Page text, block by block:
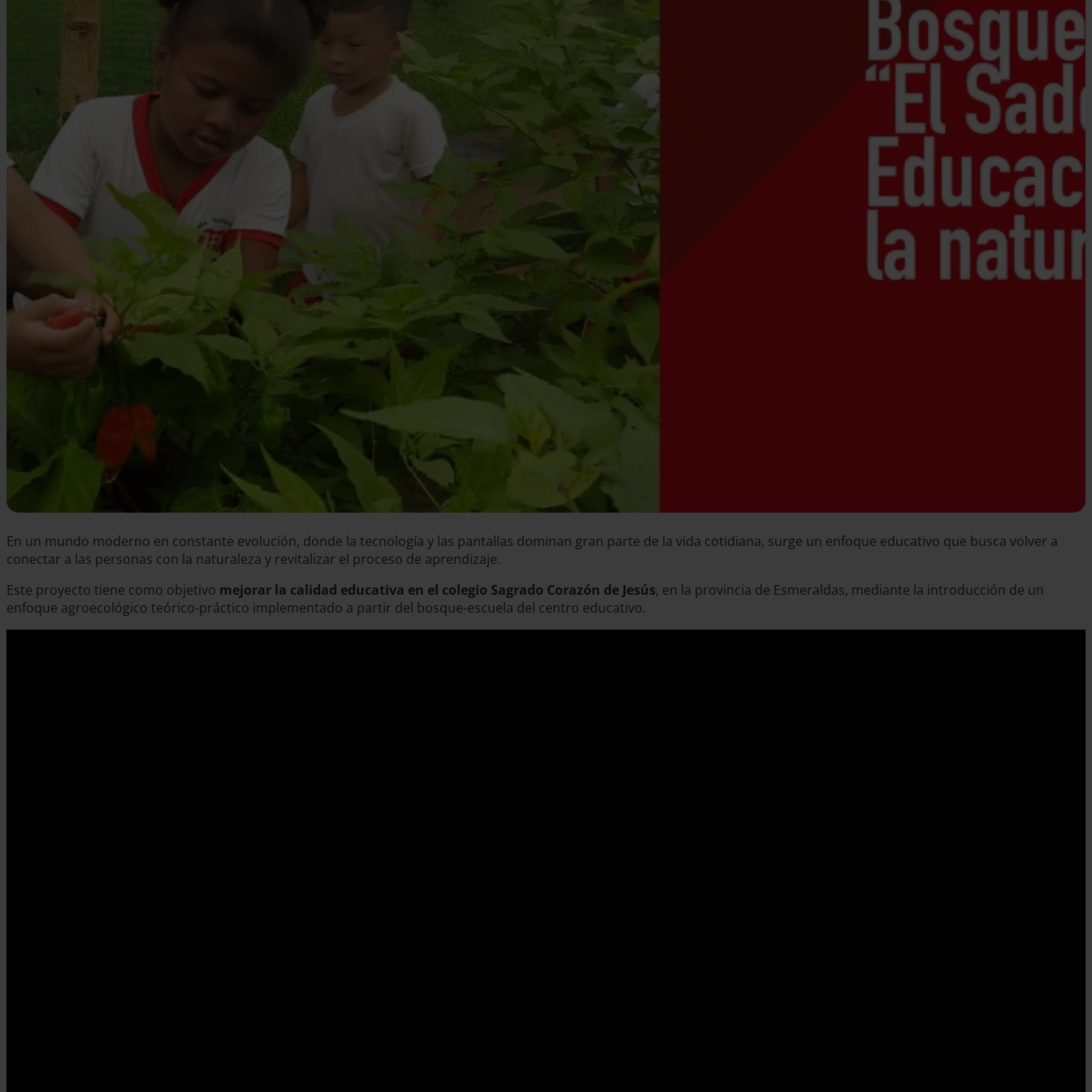
En un mundo moderno en constante evolución, donde la tecnología y las pantallas dominan gran parte de la vida cotidiana, surge un enfoque educativo que busca volver a
conectar a las personas con la naturaleza y revitalizar el proceso de aprendizaje.
Este proyecto tiene como objetivo mejorar la calidad educativa en el colegio Sagrado Corazón de Jesús, en la provincia de Esmeraldas, mediante la introducción de un
enfoque agroecológico teórico-práctico implementado a partir del bosque-escuela del centro educativo.